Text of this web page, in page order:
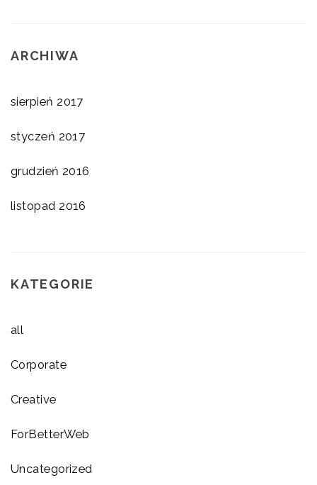
ARCHIWA
sierpień 2017
styczeń 2017
grudzień 2016
listopad 2016
KATEGORIE
all
Corporate
Creative
ForBetterWeb
Uncategorized